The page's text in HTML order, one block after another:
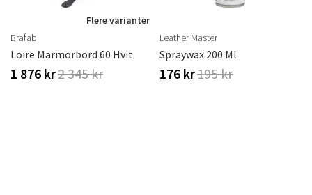
Flere varianter
Brafab
Loire Marmorbord 60 Hvit
1 876 kr2 345 kr
Leather Master
Spraywax 200 Ml
176 kr195 kr